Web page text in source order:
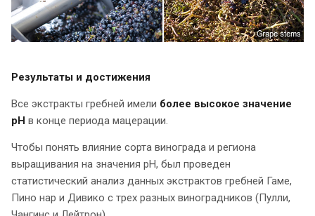
Результаты и достижения
Все экстракты гребней имели более высокое значение
pH в конце периода мацерации.
Чтобы понять влияние сорта винограда и региона
выращивания на значения рН, был проведен
статистический анализ данных экстрактов гребней Гаме,
Пино нар и Дивико с трех разных виноградников (Пулли,